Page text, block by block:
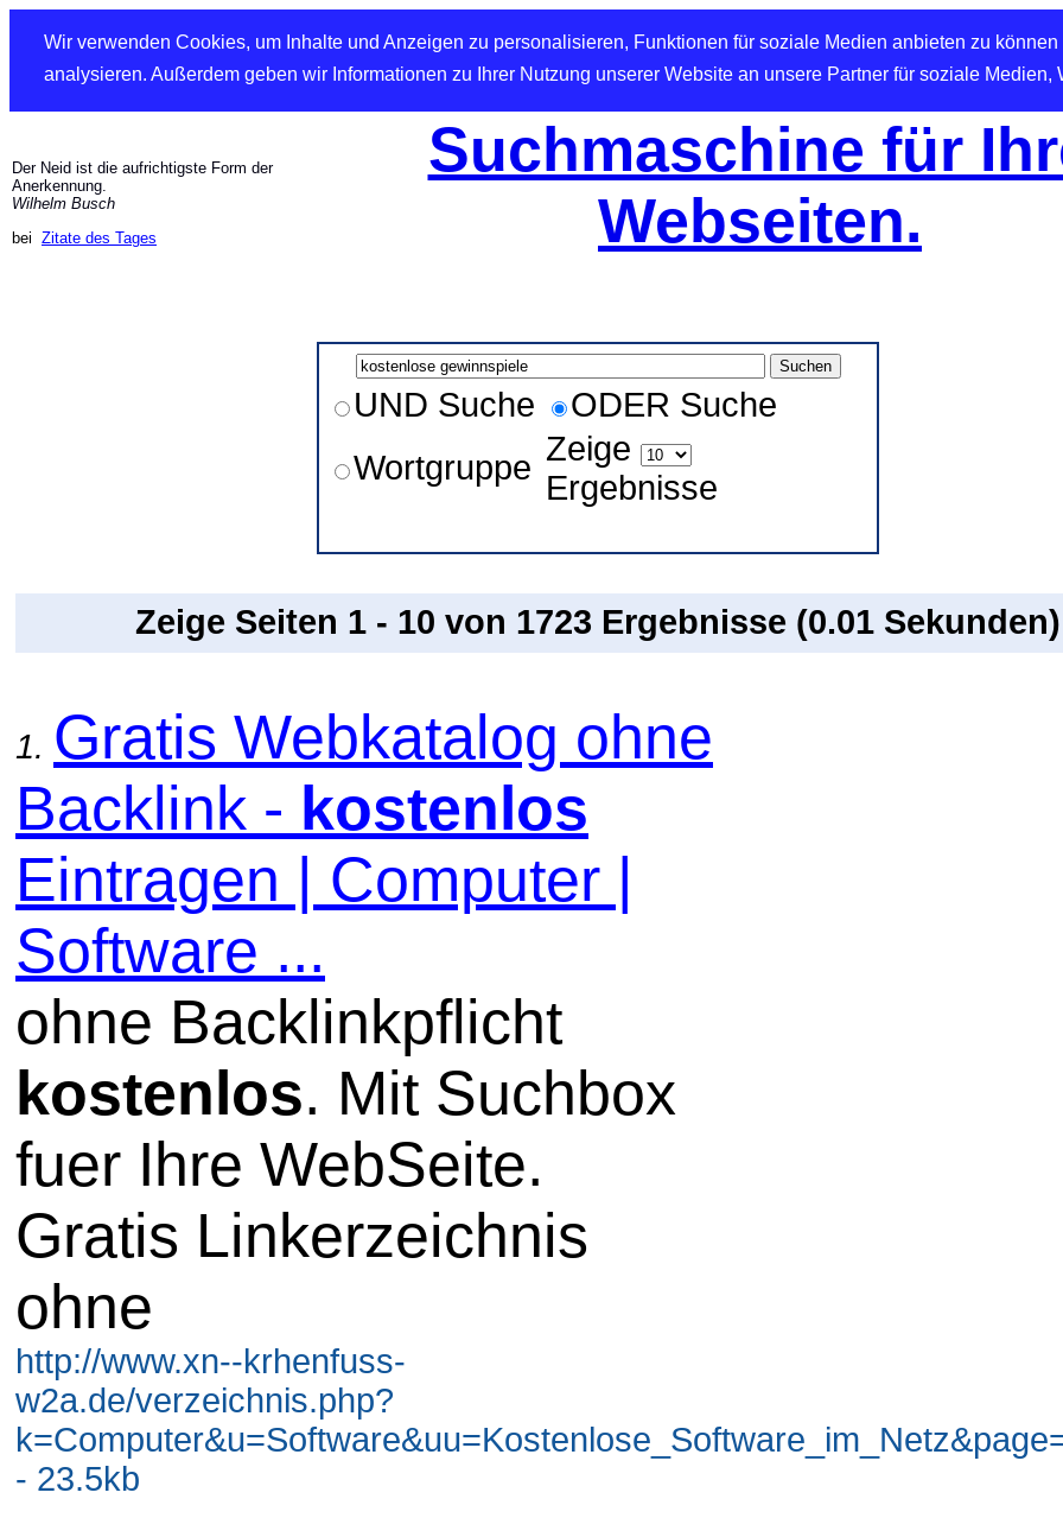
Wir verwenden Cookies, um Inhalte und Anzeigen zu personalisieren, Funktionen für soziale Medien anbieten zu
analysieren. Außerdem geben wir Informationen zu Ihrer Nutzung unserer Website an unsere Partner für soziale
Der Neid ist die aufrichtigste Form der
Anerkennung.
Wilhelm Busch
bei Zitate des Tages
Suchmaschine für
Webseiten.
UND Suche
ODER Suche
Wortgruppe Zeige
Ergebnisse
Zeige Seiten 1 - 10 von 1723 Ergebnisse (0.01 Sekunden)
1. Gratis Webkatalog ohne
Backlink - kostenlos
Eintragen | Computer |
Software ...
ohne Backlinkpflicht
kostenlos. Mit Suchbox
fuer Ihre WebSeite.
Gratis Linkerzeichnis
ohne
http://www.xn--krhenfuss-
w2a.de/verzeichnis.php?
- 23.5kb